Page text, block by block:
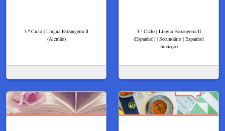
3.º Ciclo | Língua Estrangeira II
(Alemão)
3.º Ciclo | Língua Estrangeira II
(Espanhol) | Secundário | Espanhol
Iniciação